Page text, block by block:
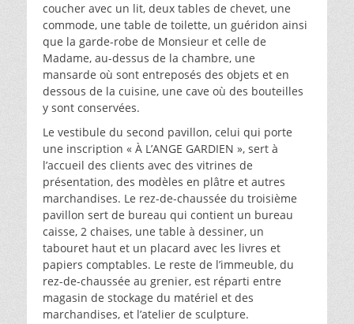
coucher avec un lit, deux tables de chevet, une
commode, une table de toilette, un guéridon ainsi
que la garde-robe de Monsieur et celle de
Madame, au-dessus de la chambre, une
mansarde où sont entreposés des objets et en
dessous de la cuisine, une cave où des bouteilles
y sont conservées.
Le vestibule du second pavillon, celui qui porte
une inscription « À L’ANGE GARDIEN », sert à
l’accueil des clients avec des vitrines de
présentation, des modèles en plâtre et autres
marchandises. Le rez-de-chaussée du troisième
pavillon sert de bureau qui contient un bureau
caisse, 2 chaises, une table à dessiner, un
tabouret haut et un placard avec les livres et
papiers comptables. Le reste de l’immeuble, du
rez-de-chaussée au grenier, est réparti entre
magasin de stockage du matériel et des
marchandises, et l’atelier de sculpture.